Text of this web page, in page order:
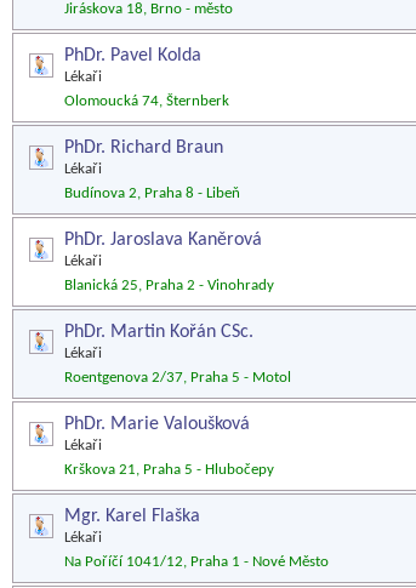
Jiráskova 18, Brno - město
PhDr. Pavel Kolda
Lékaři
Olomoucká 74, Šternberk
PhDr. Richard Braun
Lékaři
Budínova 2, Praha 8 - Libeň
PhDr. Jaroslava Kaněrová
Lékaři
Blanická 25, Praha 2 - Vinohrady
PhDr. Martin Kořán CSc.
Lékaři
Roentgenova 2/37, Praha 5 - Motol
PhDr. Marie Valoušková
Lékaři
Krškova 21, Praha 5 - Hlubočepy
Mgr. Karel Flaška
Lékaři
Na Poříčí 1041/12, Praha 1 - Nové Město